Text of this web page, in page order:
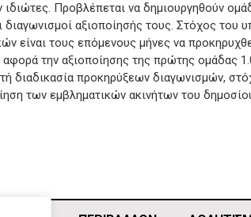
Προβλέπεται να δημιουργηθούν
αξιοποίησής τους. Στόχος του
είναι τους επόμενους μήνες να
την αξιοποίησης της πρώτης ομάδας
διαδικασία προκηρύξεων διαγωνισμών,
των εμβληματικών ακινήτων του